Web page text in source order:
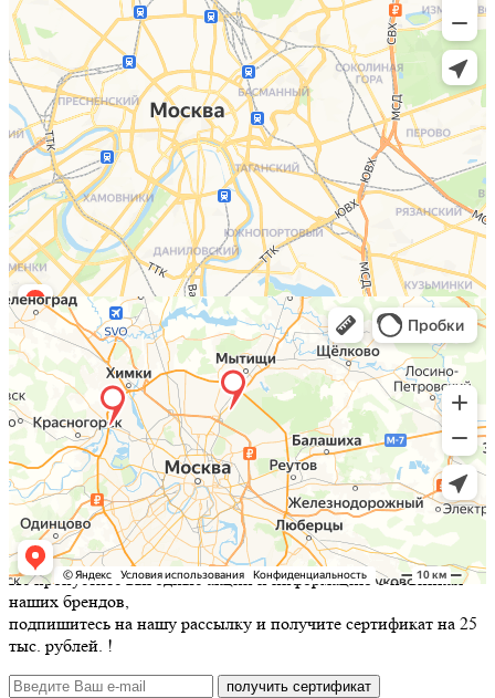
Не пропустите выгодные акции и информацию о новинках
наших брендов,
подпишитесь на нашу рассылку и получите сертификат на 25
тыс. рублей. !